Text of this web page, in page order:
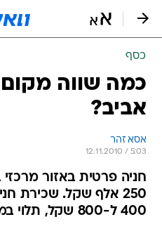
כסף
כמה שווה
אביב?
אסא זהר
12.11.2010 / 5:03
250 אלף שקל. שכירת
400 ל-800 שקל, תלוי במיקום